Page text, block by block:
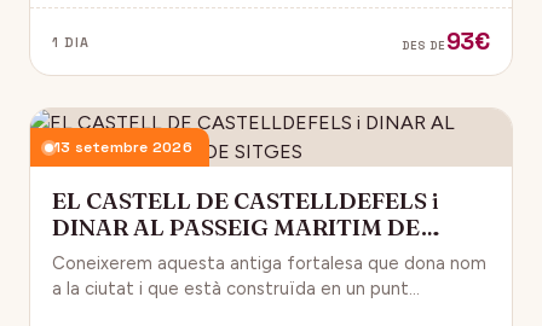
1 DIA DES DE 93€
13 setembre 2026
EL CASTELL DE CASTELLDEFELS i
DINAR AL PASSEIG MARITIM DE
SITGES
Coneixerem aquesta antiga fortalesa que dona nom
a la ciutat i que està construïda en un punt